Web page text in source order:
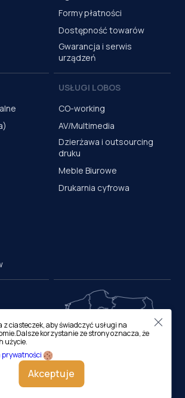
Formy płatności
Dostępność towarów
Gwarancja i serwis
urządzeń
USŁUGI LOBOS
CO-working
AV/Multimedia
Dzierżawa i outsourcing
druku
Meble Biurowe
Drukarnia cyfrowa
17, 31-
z ciasteczek, aby świadczyć usługi na
korzystanie ze strony oznacza, że
użycie.
prywatności
Akceptuje